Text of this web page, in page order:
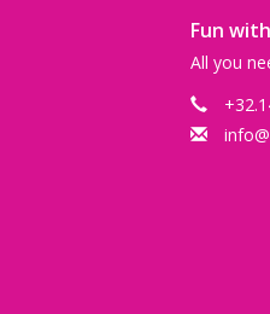
Fun
All you